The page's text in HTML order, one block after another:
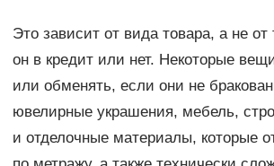
Это зависит от вида товара, а не от
он в кредит или нет. Некоторые
или обменять, если они не
ювелирные украшения, мебель,
и отделочные материалы, которые